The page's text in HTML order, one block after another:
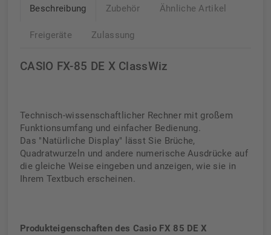
Beschreibung Zubehör Ähnliche Artikel
Freigeräte Zulassung
CASIO FX-85 DE X ClassWiz
Technisch-wissenschaftlicher Rechner mit großem
Funktionsumfang und einfacher Bedienung.
Das "Natürliche Display" lässt Sie Brüche,
Quadratwurzeln und andere numerische Ausdrücke auf
die gleiche Weise eingeben und anzeigen, wie sie in
Ihrem Textbuch erscheinen.
Produkteigenschaften des Casio FX 85 DE X